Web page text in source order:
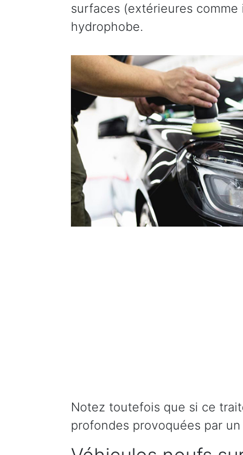
surfaces (extérieures comme
hydrophobe.
Notez toutefois que si ce
profondes provoquées par